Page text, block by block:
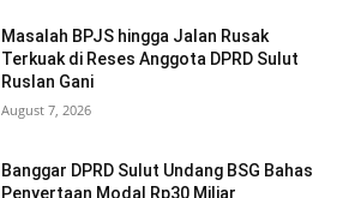
Masalah BPJS hingga Jalan Rusak
Terkuak di Reses Anggota DPRD Sulut
Ruslan Gani
August 7, 2026
Banggar DPRD Sulut Undang BSG Bahas
Penyertaan Modal Rp30 Miliar